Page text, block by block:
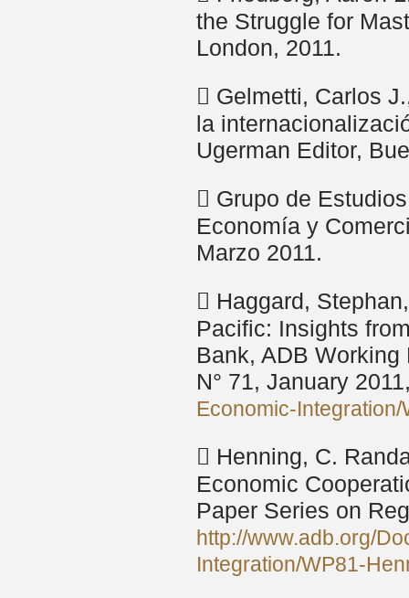
the Struggle for
London, 2011.
 Gelmetti, Carlos
la
Ugerman Editor,
 Grupo de
Economía y
Marzo 2011.
 Haggard,
Pacific: Insights
Bank, ADB
N° 71, January
Economic-
 Henning, C.
Economic
Paper Series on
http://www.adb.org/
Integration/WP81-